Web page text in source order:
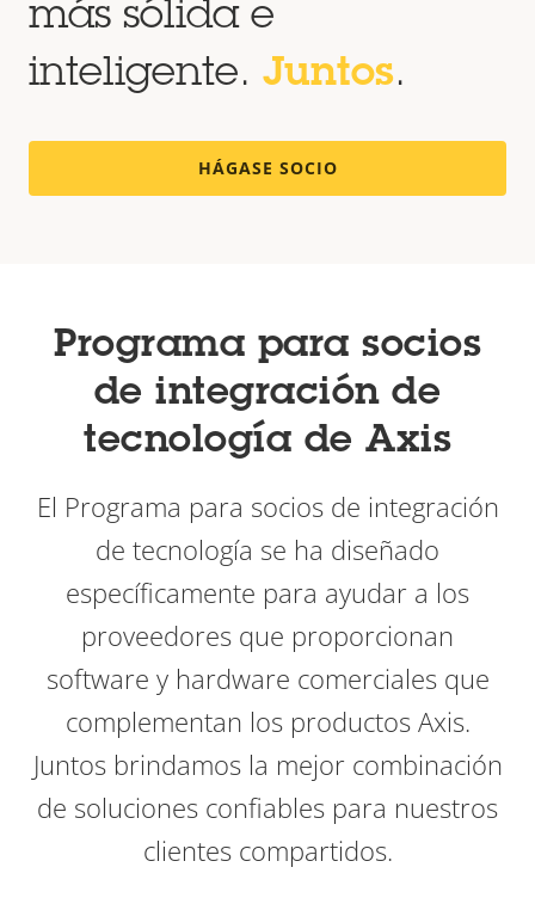
más sólida e
inteligente. Juntos.
HÁGASE SOCIO
Programa para socios
de integración de
tecnología de Axis
El Programa para socios de integración
de tecnología se ha diseñado
específicamente para ayudar a los
proveedores que proporcionan
software y hardware comerciales que
complementan los productos Axis.
Juntos brindamos la mejor combinación
de soluciones confiables para nuestros
clientes compartidos.